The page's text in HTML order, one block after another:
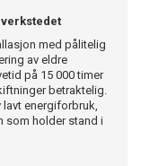
med pålitelig
av eldre
på 15 000 timer
betraktelig.
energiforbruk,
som holder stand i